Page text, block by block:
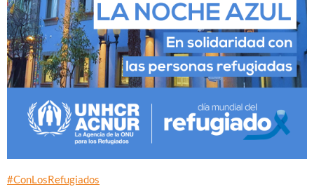
#ConLosRefugiados